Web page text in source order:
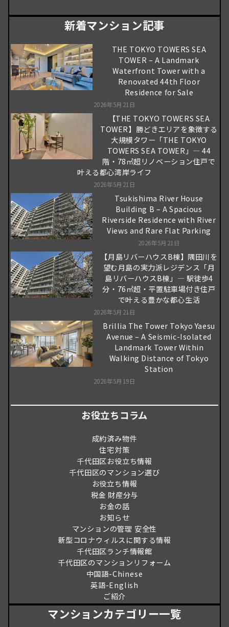
新着マンション記事
THE TOKYO TOWERS SEA
TOWER – A Landmark
Waterfront Tower with a
Renovated 44th Floor
Residence for Sale
2026年5月21日
【THE TOKYO TOWERS SEA
TOWER】勝どきエリアを象徴する
大規模タワー「THE TOKYO
TOWERS SEA TOWER」― 44
階・78㎡超リノベーション住戸で
叶える都心湾岸ライフ
2026年5月21日
Tsukishima River House
Building B – A Spacious
Riverside Residence with River
Views and Rare Flat Parking
2026年5月21日
【月島リバーハウスB棟】隅田川を
望む月島の実力派レジデンス「月
島リバーハウスB棟」― 駅徒歩4
分・76㎡超・平置駐車場付き住戸
で叶える豊かな都心生活
2026年5月21日
Brillia The Tower Tokyo Yaesu
Avenue – A Seismic-Isolated
Landmark Tower Within
Walking Distance of Tokyo
Station
2026年5月19日
お役立ちコラム
成約済み物件
住宅対策
千代田区お役立ち情報
千代田区のマンション選び
お役立ち情報
税金 財産分与
お金の話
お知らせ
マンションの管理 安全性
新型コロナウィルスに関する情報
千代田区ランチ情報館
千代田区のマンションリフォーム
中国語-Chinese
英語-English
ご紹介
マンションカテゴリー一覧